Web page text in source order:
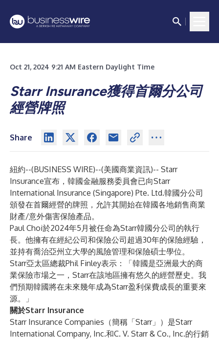
Oct 21, 2024 9:21 AM Eastern Daylight Time
Starr Insurance獲得首爾分公司
經營牌照
Share
紐約--(BUSINESS WIRE)--(美國商業資訊)-- Starr
Insurance宣布，韓國金融服務委員會已向Starr
International Insurance (Singapore) Pte. Ltd.韓國分公司
頒發在首爾經營的牌照，允許其開始在韓國各地銷售商業
財產/意外傷害保險產品。
Paul Choi於2024年5月被任命為Starr韓國分公司的執行
長。他擁有在經紀公司和保險公司超過30年的保險經驗，
並持有喬治亞州立大學的風險管理和保險碩士學位。
Starr亞太區總裁Phil Finley表示：「韓國是亞洲最大的商
業保險市場之一，Starr在該地區擁有悠久的經營歷史。我
們預期韓國將在未來幾年成為Starr盈利保費成長的重要來
源。」
關於Starr Insurance
Starr Insurance Companies（簡稱「Starr」）是Starr
International Company, Inc.和C. V. Starr & Co., Inc.的行銷